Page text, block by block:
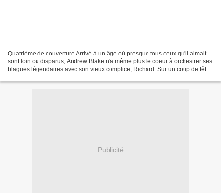
Quatrième de couverture Arrivé à un âge où presque tous ceux qu'il aimait
sont loin ou disparus, Andrew Blake n'a même plus le coeur à orchestrer ses
blagues légendaires avec son vieux complice, Richard. Sur un coup de tête,
Publicité